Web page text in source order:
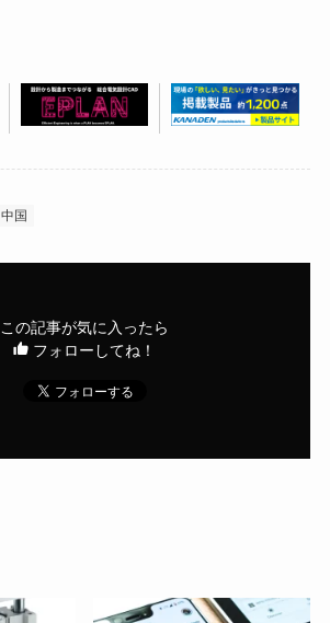
中国
この記事が気に入ったら
フォローしてね！